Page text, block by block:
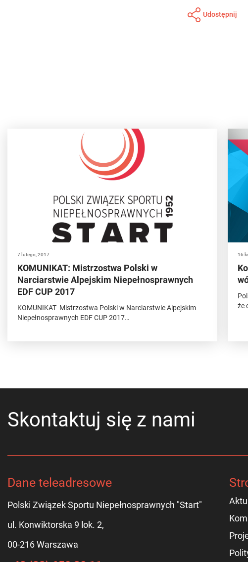
Udostępnij
7 lutego, 2017
KOMUNIKAT: Mistrzostwa Polski w
Narciarstwie Alpejskim Niepełnosprawnych
EDF CUP 2017
KOMUNIKAT Mistrzostwa Polski w Narciarstwie Alpejskim
Niepełnosprawnych EDF CUP 2017…
16
że
Skontaktuj się z nami
Dane teleadresowe
Polski Związek Sportu Niepełnosprawnych "Start"
ul. Konwiktorska 9 lok. 2,
00-216 Warszawa